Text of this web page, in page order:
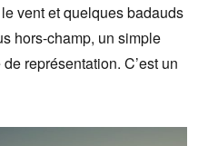
vent et quelques badauds
hors-champ, un simple
représentation. C’est un